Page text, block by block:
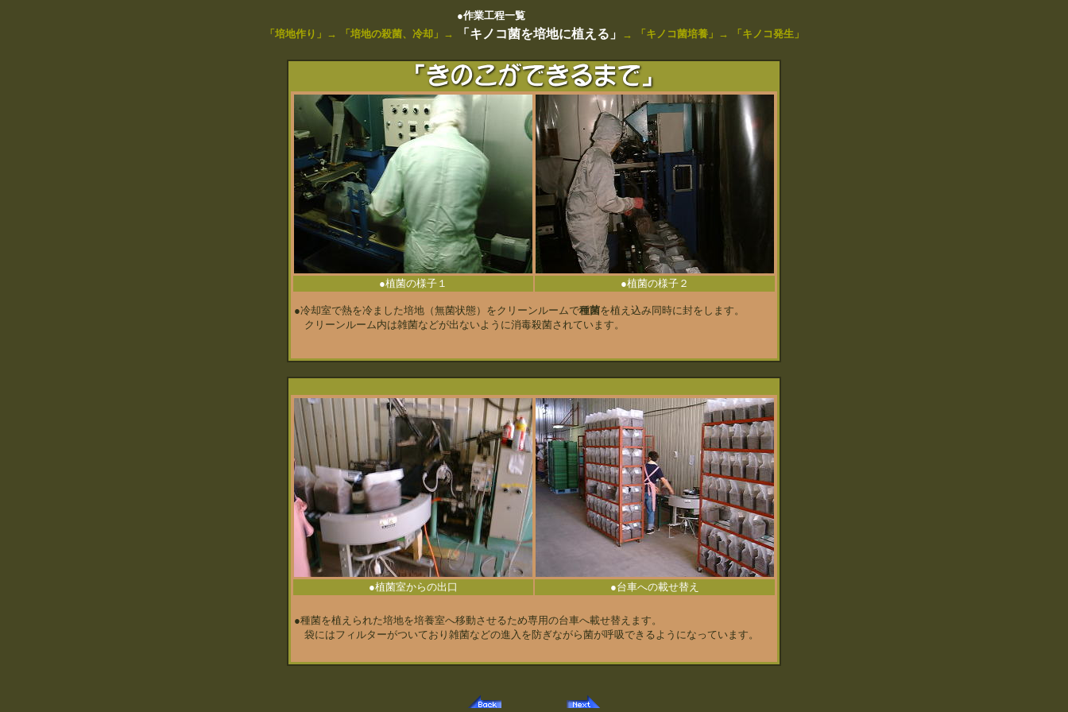
●作業工程一覧
「培地作り」→
「培地の殺菌、冷却」 → 「キノコ菌を培地に植える」 → 「キノコ菌培養」→ 「キノコ発生」
●植菌の様子１ ●植菌の様子２
●冷却室で熱を冷ました培地（無菌状態）をクリーンルームで種菌を植え込み同時に封をします。
クリーンルーム内は雑菌などが出ないように消毒殺菌されています。
●植菌室からの出口 ●台車への載せ替え
●種菌を植えられた培地を培養室へ移動させるため専用の台車へ載せ替えます。
袋にはフィルターがついており雑菌などの進入を防ぎながら菌が呼吸できるようになっています。